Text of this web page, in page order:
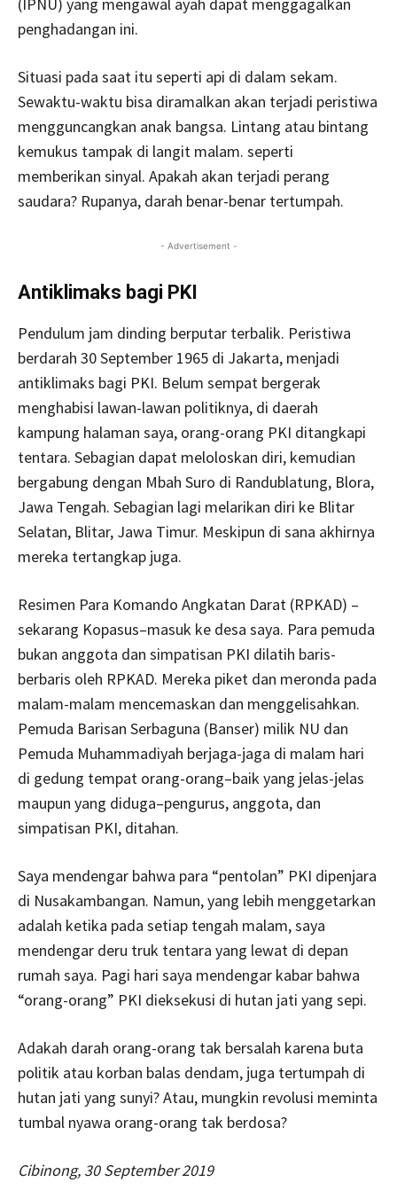
penghadangan ini.
Situasi pada saat itu seperti api di dalam sekam.
Sewaktu-waktu bisa diramalkan akan terjadi peristiwa
mengguncangkan anak bangsa. Lintang atau bintang
kemukus tampak di langit malam. seperti
memberikan sinyal. Apakah akan terjadi perang
saudara? Rupanya, darah benar-benar tertumpah.
- Advertisement -
Antiklimaks bagi PKI
Pendulum jam dinding berputar terbalik. Peristiwa
berdarah 30 September 1965 di Jakarta, menjadi
antiklimaks bagi PKI. Belum sempat bergerak
menghabisi lawan-lawan politiknya, di daerah
kampung halaman saya, orang-orang PKI ditangkapi
tentara. Sebagian dapat meloloskan diri, kemudian
bergabung dengan Mbah Suro di Randublatung, Blora,
Jawa Tengah. Sebagian lagi melarikan diri ke Blitar
Selatan, Blitar, Jawa Timur. Meskipun di sana akhirnya
mereka tertangkap juga.
Resimen Para Komando Angkatan Darat (RPKAD) –
sekarang Kopasus–masuk ke desa saya. Para pemuda
bukan anggota dan simpatisan PKI dilatih baris-
berbaris oleh RPKAD. Mereka piket dan meronda pada
malam-malam mencemaskan dan menggelisahkan.
Pemuda Barisan Serbaguna (Banser) milik NU dan
Pemuda Muhammadiyah berjaga-jaga di malam hari
di gedung tempat orang-orang–baik yang jelas-jelas
maupun yang diduga–pengurus, anggota, dan
simpatisan PKI, ditahan.
Saya mendengar bahwa para “pentolan” PKI dipenjara
di Nusakambangan. Namun, yang lebih menggetarkan
adalah ketika pada setiap tengah malam, saya
mendengar deru truk tentara yang lewat di depan
rumah saya. Pagi hari saya mendengar kabar bahwa
“orang-orang” PKI dieksekusi di hutan jati yang sepi.
Adakah darah orang-orang tak bersalah karena buta
politik atau korban balas dendam, juga tertumpah di
hutan jati yang sunyi? Atau, mungkin revolusi meminta
tumbal nyawa orang-orang tak berdosa?
Cibinong, 30 September 2019